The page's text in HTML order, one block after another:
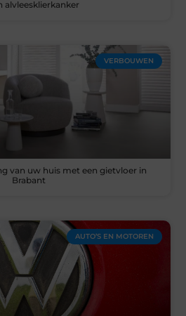
alvleesklierkanker
VERBOUWEN
van uw huis met een gietvloer in
Brabant
AUTO’S EN MOTOREN